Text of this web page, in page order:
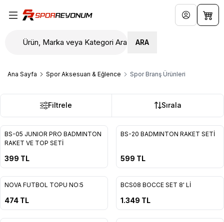
ARA
Hesabım
Ana Sayfa Spor Aksesuarı & Eğlence Spor Branş Ürünleri
Filtrele Sırala
Yeni
BS-05 JUNIOR PRO BADMINTON
RAKET VE TOP SETİ
399 TL
Yeni
BS-20 BADMINTON RAKET SETİ
599 TL
Yeni
NOVA FUTBOL TOPU NO:5
474 TL
BCS08 BOCCE SET 8' Lİ
1.349 TL